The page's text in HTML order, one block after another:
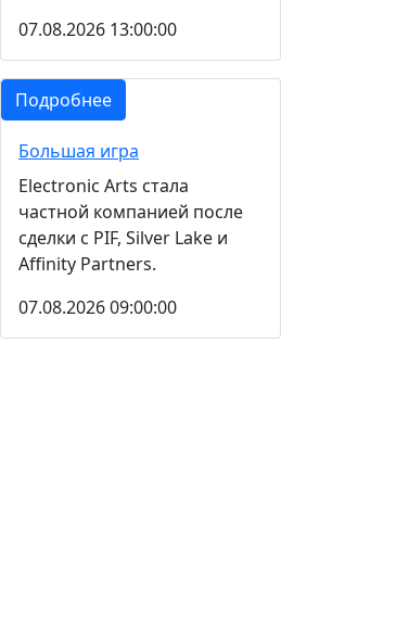
07.08.2026 13:00:00
Подробнее
Большая игра
Electronic Arts стала
частной компанией после
сделки с PIF, Silver Lake и
Affinity Partners.
07.08.2026 09:00:00